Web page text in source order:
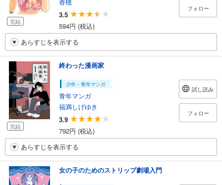
完結
3.5
594円 (税込)
フォロー
あらすじを表示する
完結
終わった漫画家
少年・青年マンガ
青年マンガ
福満しげゆき
3.9
792円 (税込)
試し読み
フォロー
あらすじを表示する
女の子のためのストリップ劇場入門